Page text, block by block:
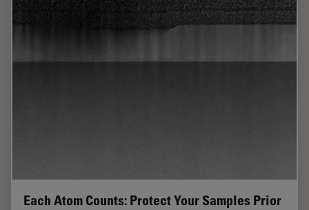
Each Atom Counts: Protect Your Samples Prior